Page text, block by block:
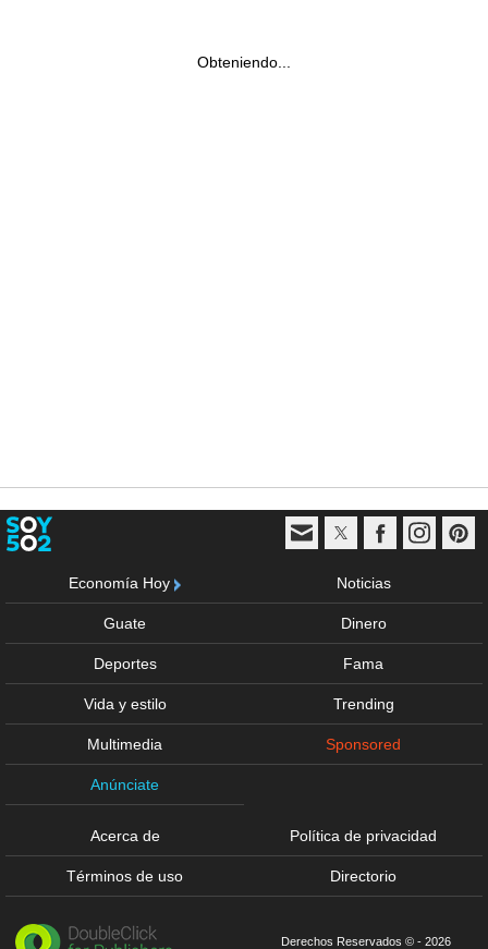
Obteniendo...
Economía Hoy Noticias
Guate Dinero
Deportes Fama
Vida y estilo Trending
Multimedia Sponsored
Anúnciate
Acerca de Política de privacidad
Términos de uso Directorio
Derechos Reservados © - 2026